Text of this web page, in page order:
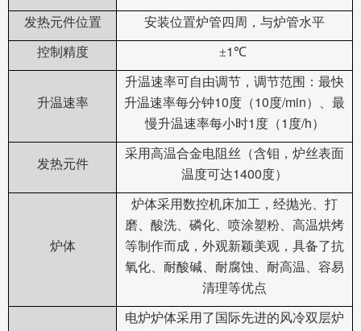
发热元件位置 安装位置炉管四周，与炉管水平
控制精度 ±1 ℃
升温速率
升温速率可自由调节，调节范围：最快
升温速率每分钟10度（10度/min）、最
慢升温速率每小时1 度（1 度/h）
发热元件
采用高温合金电阻丝（含钼，炉丝表面
温度可达1400度）
炉体
炉体采用数控机床加工，经抛光、打
磨、酸洗、磷化、喷涂塑粉、高温烘烤
等制作而成，外观新颖美观，具备了抗
氧化、耐酸碱、耐腐蚀、耐高温、容易
清理等优点
电炉炉体采用了国际先进的风冷双层炉